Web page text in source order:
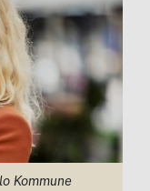
Kommune